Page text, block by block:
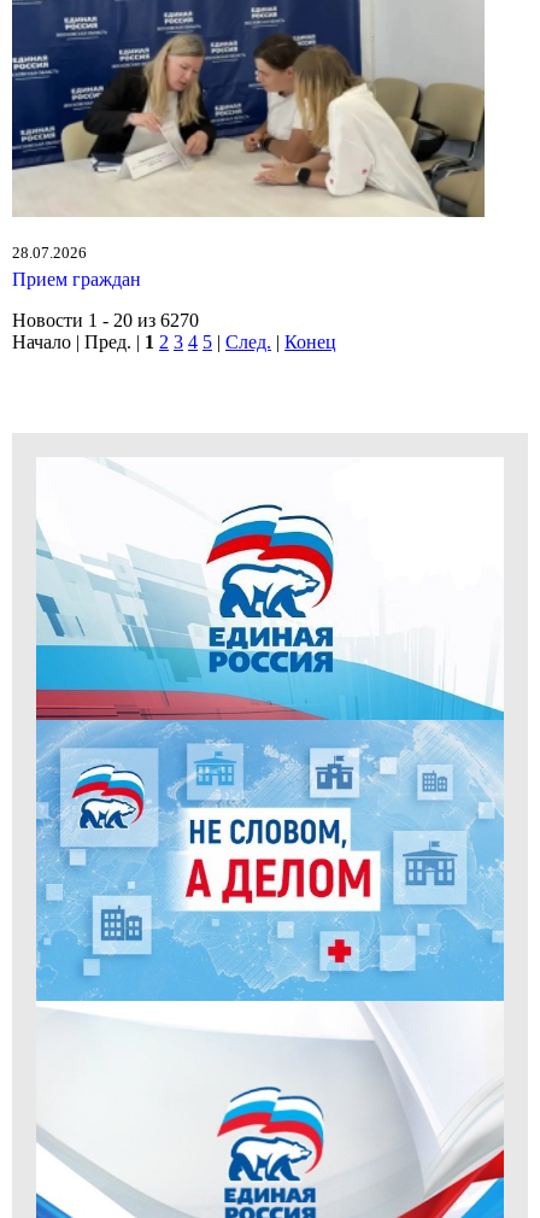
28.07.2026
Прием граждан
Новости 1 - 20 из 6270
Начало | Пред. | 1 2 3 4 5 | След. | Конец